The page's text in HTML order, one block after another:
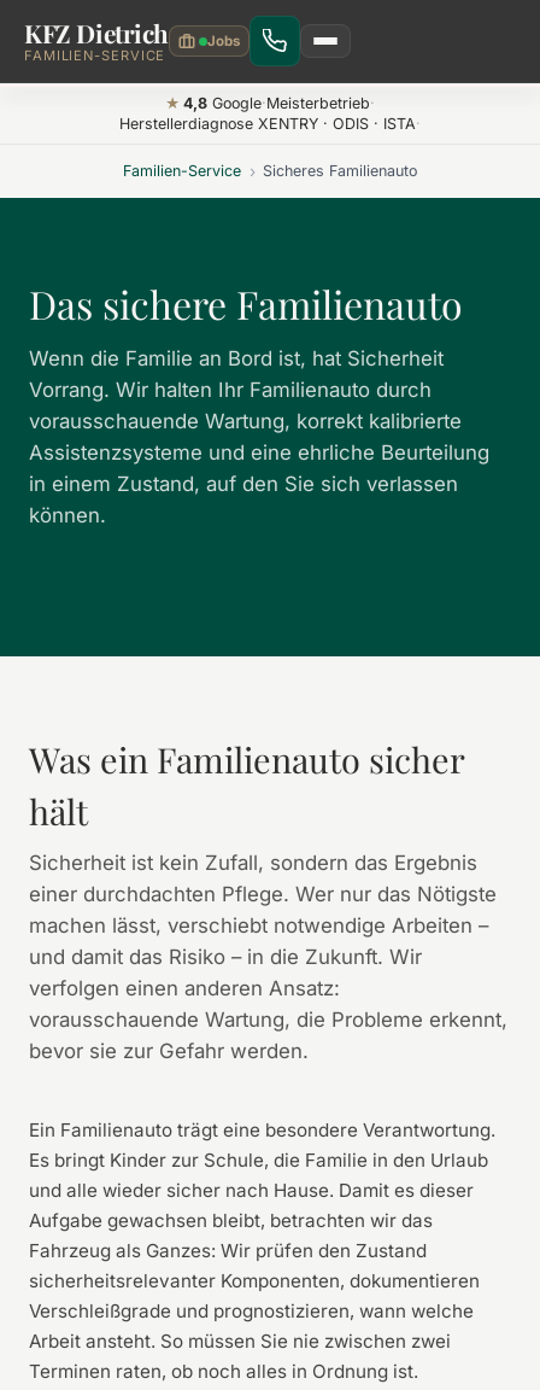
Zum Hauptinhalt springen
KFZ Dietrich
FAMILIEN-SERVICE
★ 4,8Google·Meisterbetrieb·
Herstellerdiagnose XENTRY · ODIS · ISTA·
Familien-Service › Sicheres Familienauto
Das sichere Familienauto
Wenn die Familie an Bord ist, hat Sicherheit
Vorrang. Wir halten Ihr Familienauto durch
vorausschauende Wartung, korrekt kalibrierte
Assistenzsysteme und eine ehrliche Beurteilung
in einem Zustand, auf den Sie sich verlassen
können.
Was ein Familienauto sicher
hält
Sicherheit ist kein Zufall, sondern das Ergebnis
einer durchdachten Pflege. Wer nur das Nötigste
machen lässt, verschiebt notwendige Arbeiten –
und damit das Risiko – in die Zukunft. Wir
verfolgen einen anderen Ansatz:
vorausschauende Wartung, die Probleme erkennt,
bevor sie zur Gefahr werden.
Ein Familienauto trägt eine besondere Verantwortung.
Es bringt Kinder zur Schule, die Familie in den Urlaub
und alle wieder sicher nach Hause. Damit es dieser
Aufgabe gewachsen bleibt, betrachten wir das
Fahrzeug als Ganzes: Wir prüfen den Zustand
sicherheitsrelevanter Komponenten, dokumentieren
Verschleißgrade und prognostizieren, wann welche
Arbeit ansteht. So müssen Sie nie zwischen zwei
Terminen raten, ob noch alles in Ordnung ist.